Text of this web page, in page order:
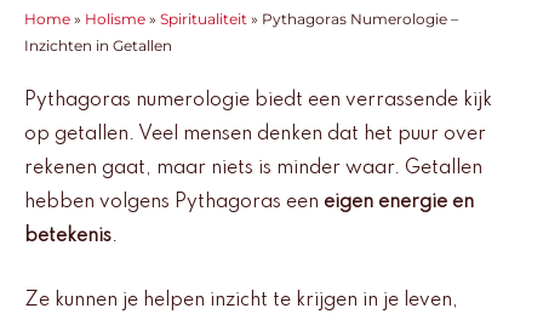
Home » Holisme » Spiritualiteit » Pythagoras Numerologie –
Inzichten in Getallen
Pythagoras numerologie biedt een verrassende kijk
op getallen. Veel mensen denken dat het puur over
rekenen gaat, maar niets is minder waar. Getallen
hebben volgens Pythagoras een eigen energie en
betekenis.
Ze kunnen je helpen inzicht te krijgen in je leven,